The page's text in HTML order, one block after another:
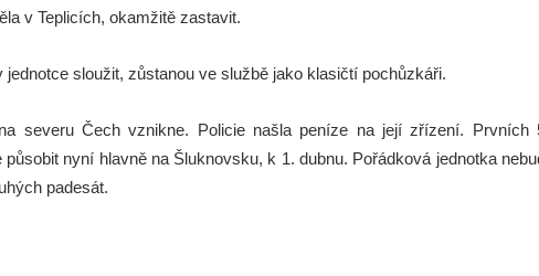
v Teplicích, okamžitě zastavit.
sloužit, zůstanou ve službě jako klasičtí pochůzkáři.
severu Čech vznikne. Policie našla peníze na její zřízení. Prvních
nyní hlavně na Šluknovsku, k 1. dubnu. Pořádková jednotka
padesát.